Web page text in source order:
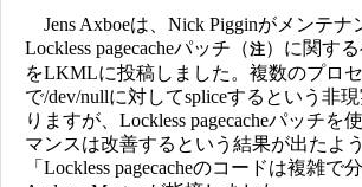
Jens Axboeは、Nick Pigginがメンテナ
Lockless pagecacheパッチ（注）に関す
をLKMLに投稿しました。複数のプロ
で/dev/nullに対してspliceするという非
りますが、Lockless pagecacheパッチを
マンスは改善するという結果が出たよ
「Lockless pagecacheのコードは複雑で